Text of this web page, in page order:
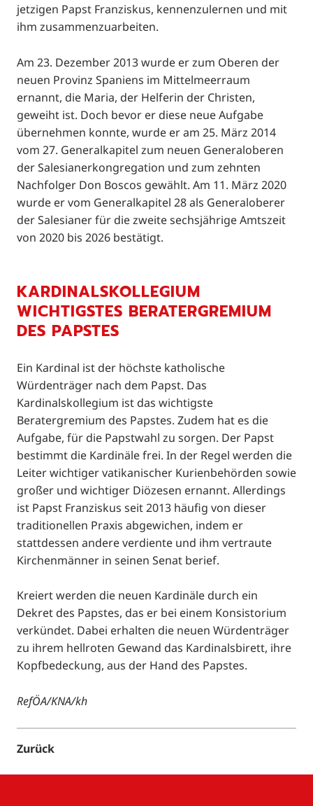
jetzigen Papst Franziskus, kennenzulernen und mit
ihm zusammenzuarbeiten.
Am 23. Dezember 2013 wurde er zum Oberen der
neuen Provinz Spaniens im Mittelmeerraum
ernannt, die Maria, der Helferin der Christen,
geweiht ist. Doch bevor er diese neue Aufgabe
übernehmen konnte, wurde er am 25. März 2014
vom 27. Generalkapitel zum neuen Generaloberen
der Salesianerkongregation und zum zehnten
Nachfolger Don Boscos gewählt. Am 11. März 2020
wurde er vom Generalkapitel 28 als Generaloberer
der Salesianer für die zweite sechsjährige Amtszeit
von 2020 bis 2026 bestätigt.
KARDINALSKOLLEGIUM
WICHTIGSTES BERATERGREMIUM
DES PAPSTES
Ein Kardinal ist der höchste katholische
Würdenträger nach dem Papst. Das
Kardinalskollegium ist das wichtigste
Beratergremium des Papstes. Zudem hat es die
Aufgabe, für die Papstwahl zu sorgen. Der Papst
bestimmt die Kardinäle frei. In der Regel werden die
Leiter wichtiger vatikanischer Kurienbehörden sowie
großer und wichtiger Diözesen ernannt. Allerdings
ist Papst Franziskus seit 2013 häufig von dieser
traditionellen Praxis abgewichen, indem er
stattdessen andere verdiente und ihm vertraute
Kirchenmänner in seinen Senat berief.
Kreiert werden die neuen Kardinäle durch ein
Dekret des Papstes, das er bei einem Konsistorium
verkündet. Dabei erhalten die neuen Würdenträger
zu ihrem hellroten Gewand das Kardinalsbirett, ihre
Kopfbedeckung, aus der Hand des Papstes.
RefÖA/KNA/kh
Zurück